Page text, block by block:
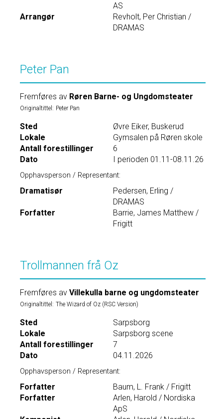
AS
Arrangør
Revholt, Per Christian /
DRAMAS
Peter Pan
Fremføres av Røren Barne- og Ungdomsteater
Originaltittel: Peter Pan
Sted
Øvre Eiker, Buskerud
Lokale
Gymsalen på Røren skole
Antall forestillinger
6
Dato
I perioden 01.11-08.11.26
Opphavsperson / Representant:
Dramatisør
Pedersen, Erling /
DRAMAS
Forfatter
Barrie, James Matthew /
Frigitt
Trollmannen frå Oz
Fremføres av Villekulla barne og ungdomsteater
Originaltittel: The Wizard of Oz (RSC Version)
Sted
Sarpsborg
Lokale
Sarpsborg scene
Antall forestillinger
7
Dato
04.11.2026
Opphavsperson / Representant:
Forfatter
Baum, L. Frank / Frigitt
Forfatter
Arlen, Harold / Nordiska
ApS